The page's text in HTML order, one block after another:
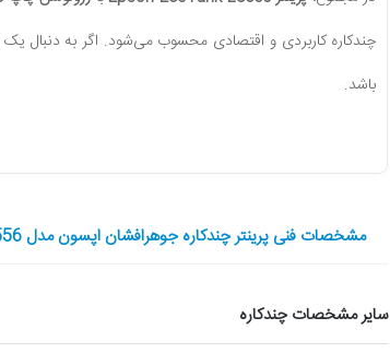
چندکاره کاربردی و اقتصادی محسوب می‌شود. اگر به دنبال یک
باشد.
مشخصات فنی پرینتر چندکاره جوهرافشان اپسون مدل ECO TANK L3556
سایر مشخصات چندکاره